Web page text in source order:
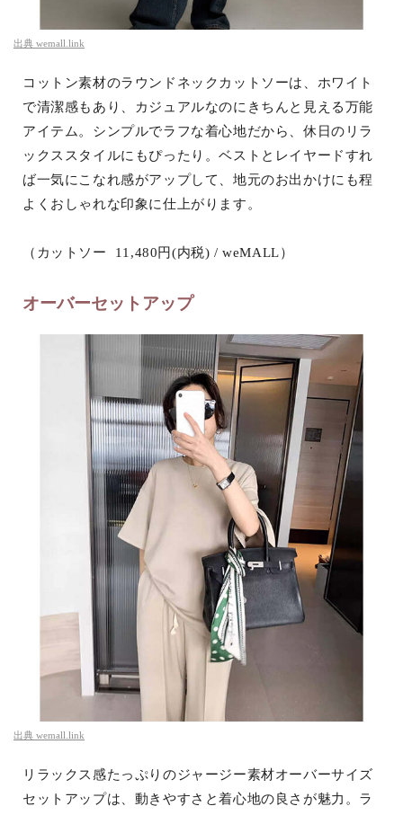
出典 wemall.link
コットン素材のラウンドネックカットソーは、ホワイト
で清潔感もあり、カジュアルなのにきちんと見える万能
アイテム。シンプルでラフな着心地だから、休日のリラ
ックススタイルにもぴったり。ベストとレイヤードすれ
ば一気にこなれ感がアップして、地元のお出かけにも程
よくおしゃれな印象に仕上がります。
（カットソー 11,480円(内税) / weMALL）
オーバーセットアップ
出典 wemall.link
リラックス感たっぷりのジャージー素材オーバーサイズ
セットアップは、動きやすさと着心地の良さが魅力。ラ